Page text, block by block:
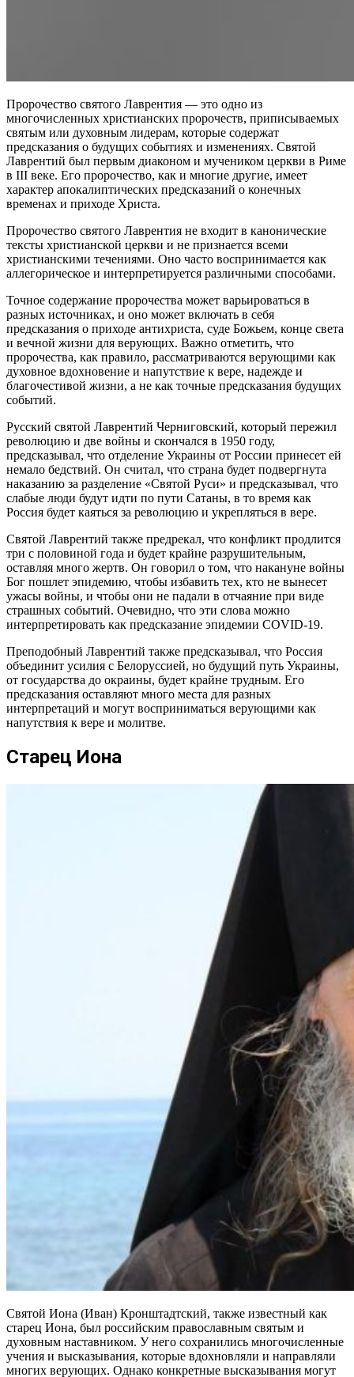
Пророчество святого Лаврентия — это одно из
многочисленных христианских пророчеств, приписываемых
святым или духовным лидерам, которые содержат
предсказания о будущих событиях и изменениях. Святой
Лаврентий был первым диаконом и мучеником церкви в Риме
в III веке. Его пророчество, как и многие другие, имеет
характер апокалиптических предсказаний о конечных
временах и приходе Христа.
Пророчество святого Лаврентия не входит в канонические
тексты христианской церкви и не признается всеми
христианскими течениями. Оно часто воспринимается как
аллегорическое и интерпретируется различными способами.
Точное содержание пророчества может варьироваться в
разных источниках, и оно может включать в себя
предсказания о приходе антихриста, суде Божьем, конце света
и вечной жизни для верующих. Важно отметить, что
пророчества, как правило, рассматриваются верующими как
духовное вдохновение и напутствие к вере, надежде и
благочестивой жизни, а не как точные предсказания будущих
событий.
Русский святой Лаврентий Черниговский, который пережил
революцию и две войны и скончался в 1950 году,
предсказывал, что отделение Украины от России принесет ей
немало бедствий. Он считал, что страна будет подвергнута
наказанию за разделение «Святой Руси» и предсказывал, что
слабые люди будут идти по пути Сатаны, в то время как
Россия будет каяться за революцию и укрепляться в вере.
Святой Лаврентий также предрекал, что конфликт продлится
три с половиной года и будет крайне разрушительным,
оставляя много жертв. Он говорил о том, что накануне войны
Бог пошлет эпидемию, чтобы избавить тех, кто не вынесет
ужасы войны, и чтобы они не падали в отчаяние при виде
страшных событий. Очевидно, что эти слова можно
интерпретировать как предсказание эпидемии COVID-19.
Преподобный Лаврентий также предсказывал, что Россия
объединит усилия с Белоруссией, но будущий путь Украины,
от государства до окраины, будет крайне трудным. Его
предсказания оставляют много места для разных
интерпретаций и могут восприниматься верующими как
напутствия к вере и молитве.
Старец Иона
Святой Иона (Иван) Кронштадтский, также известный как
старец Иона, был российским православным святым и
духовным наставником. У него сохранились многочисленные
учения и высказывания, которые вдохновляли и направляли
многих верующих. Однако конкретные высказывания могут